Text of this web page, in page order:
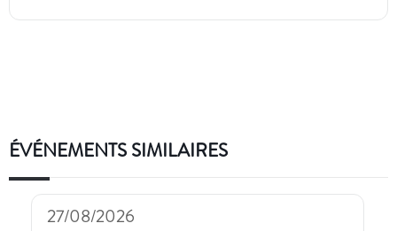
ÉVÉNEMENTS SIMILAIRES
27/08/2026